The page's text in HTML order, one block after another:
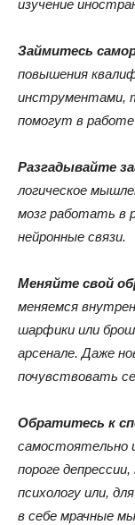
изучение
Займитесь
повышения
инструментами,
помогут в работе
Разгадывайте
логическое
мозг работать в
нейронные связи.
Меняйте свой
меняемся
шарфики или
арсенале. Даже
почувствовать
Обратитесь к
самостоятельно
пороге
психологу или,
в себе мрачные